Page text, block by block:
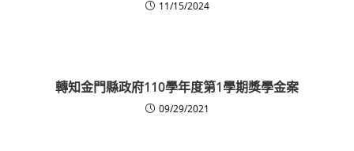
11/15/2024
轉知金門縣政府110學年度第1學期獎學金案
09/29/2021